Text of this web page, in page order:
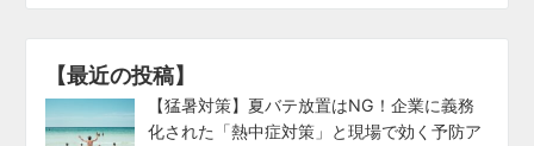
【最近の投稿】
【猛暑対策】夏バテ放置はNG！企業に義務
化された「熱中症対策」と現場で効く予防ア